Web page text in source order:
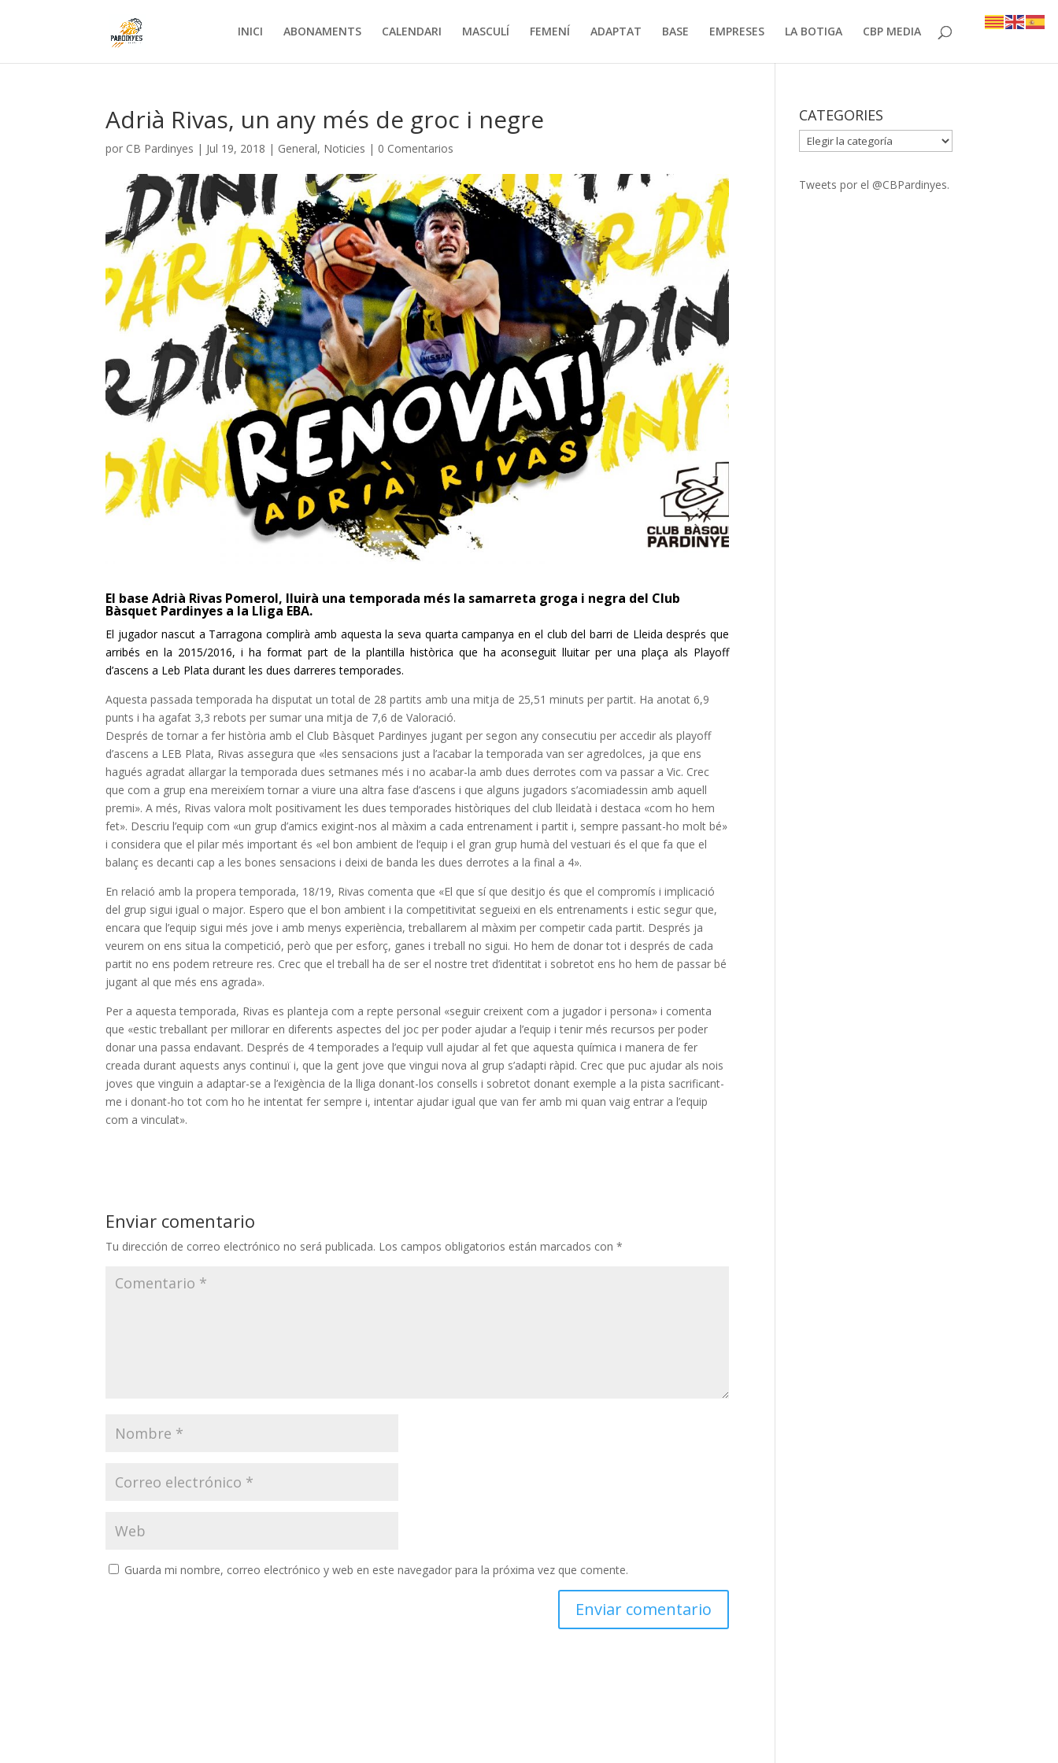
INICI ABONAMENTS CALENDARI MASCULÍ FEMENÍ ADAPTAT BASE EMPRESES LA BOTIGA CBP MEDIA
Adrià Rivas, un any més de groc i negre
por CB Pardinyes | Jul 19, 2018 | General, Noticies | 0 Comentarios
El base Adrià Rivas Pomerol, lluirà una temporada més la samarreta groga i negra del Club
Bàsquet Pardinyes a la Lliga EBA.
El jugador nascut a Tarragona complirà amb aquesta la seva quarta campanya en el club del barri de Lleida després que
arribés en la 2015/2016, i ha format part de la plantilla històrica que ha aconseguit lluitar per una plaça als Playoff
d’ascens a Leb Plata durant les dues darreres temporades.
Aquesta passada temporada ha disputat un total de 28 partits amb una mitja de 25,51 minuts per partit. Ha anotat 6,9
punts i ha agafat 3,3 rebots per sumar una mitja de 7,6 de Valoració.
Després de tornar a fer història amb el Club Bàsquet Pardinyes jugant per segon any consecutiu per accedir als playoff
d’ascens a LEB Plata, Rivas assegura que «les sensacions just a l’acabar la temporada van ser agredolces, ja que ens
hagués agradat allargar la temporada dues setmanes més i no acabar-la amb dues derrotes com va passar a Vic. Crec
que com a grup ena mereixíem tornar a viure una altra fase d’ascens i que alguns jugadors s’acomiadessin amb aquell
premi». A més, Rivas valora molt positivament les dues temporades històriques del club lleidatà i destaca «com ho hem
fet». Descriu l’equip com «un grup d’amics exigint-nos al màxim a cada entrenament i partit i, sempre passant-ho molt bé»
i considera que el pilar més important és «el bon ambient de l’equip i el gran grup humà del vestuari és el que fa que el
balanç es decanti cap a les bones sensacions i deixi de banda les dues derrotes a la final a 4».
En relació amb lapropera temporada, 18/19, Rivas comenta que «El que sí que desitjo és que el compromís i implicació
del grup sigui igual o major. Espero que el bon ambient i la competitivitat segueixi en els entrenaments i estic segur que,
encara que l’equip sigui més jove i amb menys experiència, treballarem al màxim per competir cada partit. Després ja
veurem on ens situa la competició, però que per esforç, ganes i treball no sigui. Ho hem de donar tot i després de cada
partit no ens podem retreure res. Crec que el treball ha de ser el nostre tret d’identitat i sobretot ens ho hem de passar bé
jugant al que més ens agrada».
Per a aquesta temporada, Rivas es planteja com a repte personal «seguir creixent com a jugador i persona» i comenta
que «estic treballant per millorar en diferents aspectes del joc per poder ajudar a l’equip i tenir més recursos per poder
donar una passa endavant. Després de 4 temporades a l’equip vull ajudar al fet que aquesta química i manera de fer
creada durant aquests anys continuï i, que la gent jove que vingui nova al grup s’adaptiràpid. Crec que puc ajudar als nois
joves que vinguin a adaptar-se a l’exigència de la lliga donant-los consells i sobretot donant exemple a la pista sacrificant-
me i donant-ho tot com ho he intentat fer sempre i, intentar ajudar igual que van fer amb mi quan vaig entrar a l’equip
com a vinculat».
Enviar comentario
Tu dirección de correo electrónico no será publicada. Los campos obligatorios están marcados con*
Guarda mi nombre, correo electrónico y web en este navegador para la próxima vez que comente.
CATEGORIES
CATEGORIES
Tweets por el @CBPardinyes.